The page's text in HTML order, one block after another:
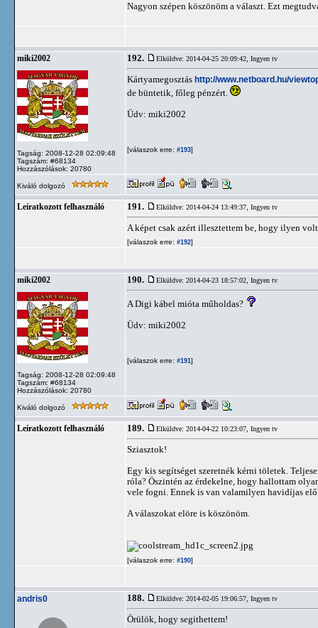
Nagyon szépen köszönöm a választ. Ezt
miki2002
Tagság: 2008-12-28 02:09:48
Tagszám: #68134
Hozzászólások: 20780
192. Elküldve: 2014-04-25 20:09:42, Ingyen tv
Kártyamegosztás http://www.netboard.hu/
de büntetik, főleg pénzért.
Üdv: miki2002
[válaszok erre: #193]
Kiváló dolgozó
Leíratkozott felhasználó 191. Elküldve: 2014-04-24 13:49:37, Ingyen tv
A képet csak azért illesztettem be, hogy ilyen
[válaszok erre: #192]
miki2002
Tagság: 2008-12-28 02:09:48
Tagszám: #68134
Hozzászólások: 20780
190. Elküldve: 2014-04-23 18:57:02, Ingyen tv
A Digi kábel mióta műholdas?
Üdv: miki2002
[válaszok erre: #191]
Kiváló dolgozó
Leíratkozott felhasználó 189. Elküldve: 2014-04-22 10:23:07, Ingyen tv
Sziasztok!
Egy kis segítséget szeretnék kérni töletek.
róla? Öszintén az érdekelne, hogy hallottam
vele fogni. Ennek is van valamilyen havidíjas
A válaszokat elöre is köszönöm.
[válaszok erre: #190]
andris0 188. Elküldve: 2014-02-05 19:06:57, Ingyen tv
Örülök, hogy segithettem!